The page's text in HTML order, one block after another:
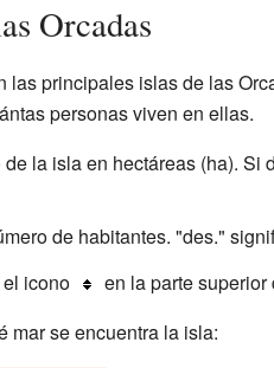
Orcadas
principales islas de las
personas viven en ellas.
la isla en hectáreas (ha). Si
de habitantes. "des."
icono
en la parte
mar se encuentra la isla: